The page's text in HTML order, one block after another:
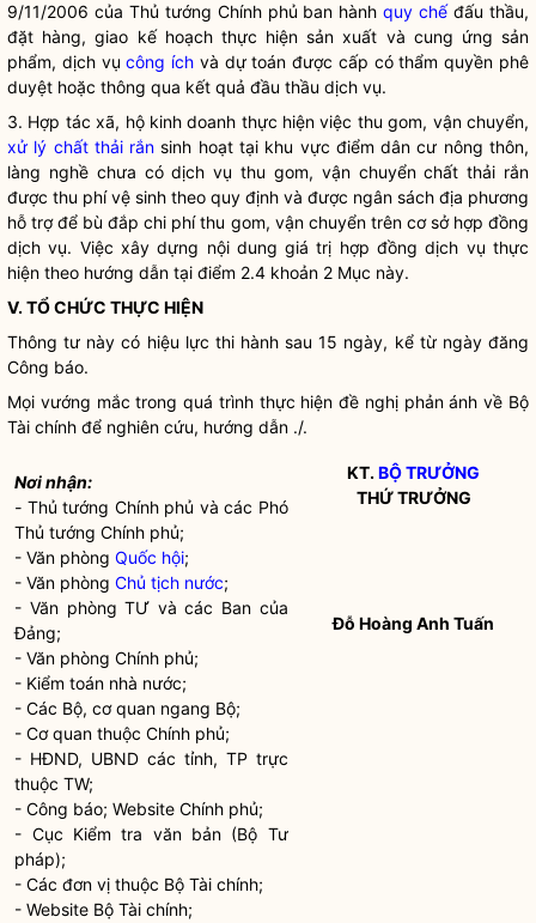
9/11/2006 của Thủ tướng Chính phủ ban hànhquy chếđấu thầu,
đặt hàng, giao kế hoạch thực hiện sản xuất và cung ứng sản
phẩm, dịch vụcông ích và dự toán được cấp có thẩmquyền phê
duyệt hoặc thông qua kết quả đầu thầu dịch vụ.
3. Hợp tác xã, hộ kinh doanh thực hiện việc thu gom, vận chuyển,
xử lý chất thải rắn sinh hoạt tại khu vực điểm dân cư nông thôn,
làng nghề chưa có dịch vụ thu gom, vận chuyển chất thải rắn
được thu phí vệ sinh theo quy định và được ngân sách địa phương
hỗ trợ để bù đắpchi phíthu gom, vận chuyển trên cơ sở hợp đồng
dịch vụ. Việc xây dựng nội dung giá trị hợp đồng dịch vụ thực
hiện theo hướng dẫn tại điểm 2.4 khoản 2 Mục này.
V. TỔ CHỨC THỰC HIỆN
Thông tư này có hiệu lực thi hành sau 15 ngày, kể từ ngày đăng
Công báo.
Mọi vướng mắc trong quá trình thực hiện đề nghị phản ánh về Bộ
Tài chính để nghiên cứu, hướng dẫn ./.
Nơi nhận:
- Thủ tướng Chính phủ và các Phó
Thủ tướng Chính phủ;
- Văn phòngQuốc hội;
- Văn phòngChủ tịch nước;
- Văn phòng TƯ và các Ban của
Đảng;
- Văn phòng Chính phủ;
- Kiểm toán nhà nước;
- Các Bộ, cơ quan ngang Bộ;
- Cơ quan thuộc Chính phủ;
- HĐND, UBND các tỉnh, TP trực
thuộc TW;
- Công báo; Website Chính phủ;
- Cục Kiểm tra văn bản (Bộ Tư
pháp);
- Các đơn vị thuộc Bộ Tài chính;
- Website Bộ Tài chính;
KT.BỘ TRƯỞNG
THỨ TRƯỞNG
Đỗ Hoàng Anh Tuấn